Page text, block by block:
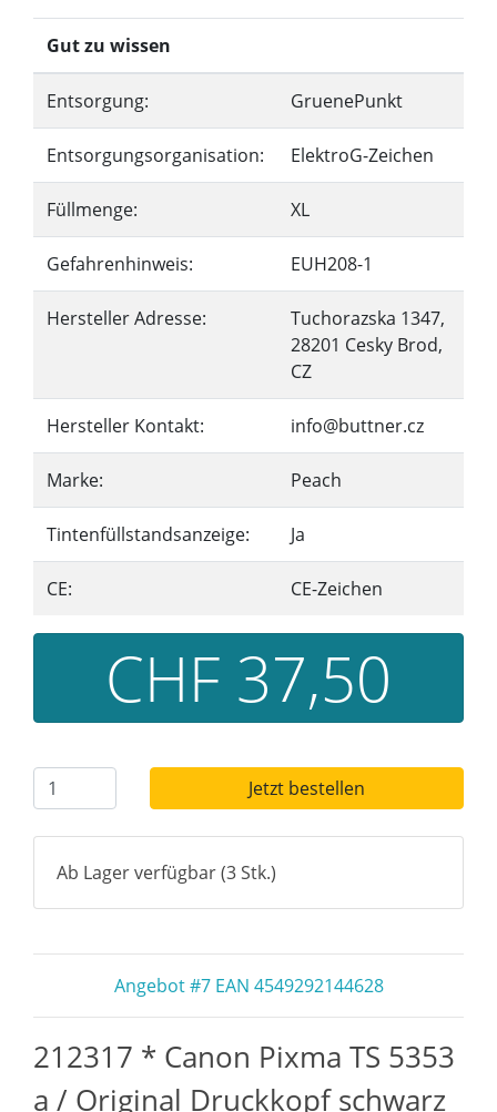
Gut zu wissen
Entsorgung: GruenePunkt
Entsorgungsorganisation: ElektroG-Zeichen
Füllmenge: XL
Gefahrenhinweis: EUH208-1
Hersteller Adresse:
Tuchorazska 1347,
28201 Cesky Brod,
CZ
Hersteller Kontakt: info@buttner.cz
Marke: Peach
Tintenfüllstandsanzeige: Ja
CE: CE-Zeichen
CHF 37,50
Jetzt bestellen
Ab Lager verfügbar (3 Stk.)
Angebot #7 EAN 4549292144628
212317 * Canon Pixma TS 5353
a / Original Druckkopf schwarz